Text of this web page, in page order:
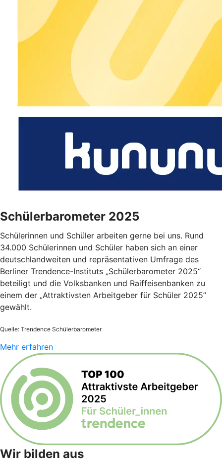
Schülerbarometer 2025
Schülerinnen und Schüler arbeiten gerne bei uns. Rund
34.000 Schülerinnen und Schüler haben sich an einer
deutschlandweiten und repräsentativen Umfrage des
Berliner Trendence-Instituts „Schülerbarometer 2025“
beteiligt und die Volksbanken und Raiffeisenbanken zu
einem der „Attraktivsten Arbeitgeber für Schüler 2025”
gewählt.
Quelle: Trendence Schülerbarometer
Mehr erfahren
Wir bilden aus